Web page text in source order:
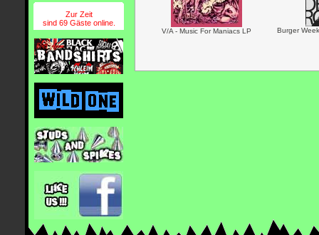
Zur Zeit
sind 69 Gäste online.
V/A - Music For Maniacs LP Burger